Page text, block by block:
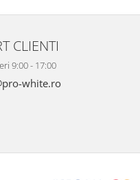
CLIENTI
9:00 - 17:00
white.ro